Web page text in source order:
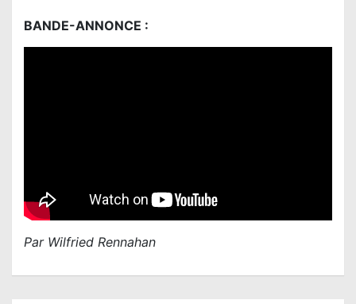
BANDE-ANNONCE :
Par Wilfried Rennahan